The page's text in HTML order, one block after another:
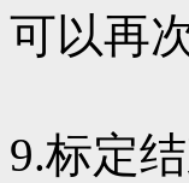
可以再
9.标定